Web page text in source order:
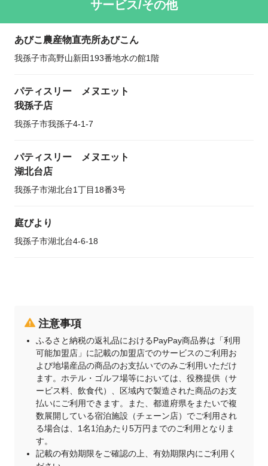
サービス/その他
あびこ農産物直売所あびこん
我孫子市高野山新田193番地水の館1階
パティスリー メヌエット
我孫子店
我孫子市我孫子4-1-7
パティスリー メヌエット
湖北台店
我孫子市湖北台1丁目18番3号
庭びより
我孫子市湖北台4-6-18
注意事項
ふるさと納税の返礼品におけるPayPay商品券は「利用
可能加盟店」に記載の加盟店でのサービスのご利用お
よび地場産品の商品のお支払いでのみご利用いただけ
ます。ホテル・ゴルフ場等においては、役務提供（サ
ービス料、飲食代）、区域内で製造された商品のお支
払いにご利用できます。また、都道府県をまたいで複
数展開している宿泊施設（チェーン店）でご利用され
る場合は、1名1泊あたり5万円までのご利用となりま
す。
記載の有効期限をご確認の上、有効期限内にご利用く